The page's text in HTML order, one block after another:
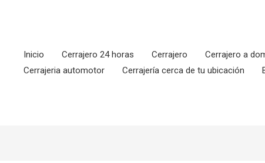
Inicio
Cerrajero 24 horas Cerrajero Cerrajero a
Cerrajeria automotor
Cerrajería cerca de tu ubicación